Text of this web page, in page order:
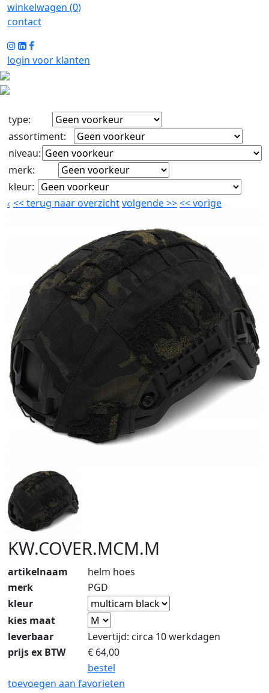
winkelwagen (0)
contact
login voor klanten
type:
assortiment:
niveau:
merk:
kleur:
<<terug naar overzichtvolgende>><<vorige
KW.COVER.MCM.M
artikelnaam
helm hoes
merk
PGD
kleur
kies maat
leverbaar
Levertijd: circa 10 werkdagen
prijs ex BTW
€ 64,00
bestel
toevoegen aan favorieten